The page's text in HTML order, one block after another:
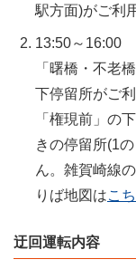
駅方面)がご利
13:50～16:00
「曙橋・不老
下停留所がご
「権現前」の
きの停留所(1
ん。雑賀崎線
りば地図はこ
迂回運転内容